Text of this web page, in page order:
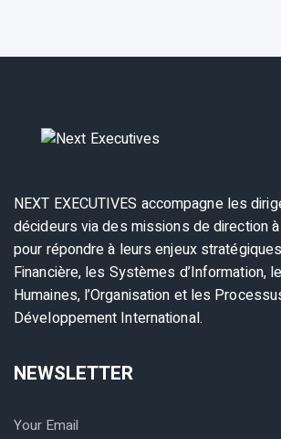
NEXT EXECUTIVES accompagne les
décideurs via des missions de direction
pour répondre à leurs enjeux
Financière, les Systèmes d’Information,
Humaines, l’Organisation et les
Développement International.
NEWSLETTER